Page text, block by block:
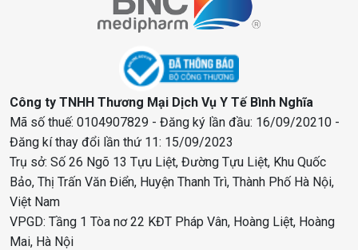
Công ty TNHH Thương Mại Dịch Vụ Y Tế Bình Nghĩa
Mã số thuế: 0104907829 - Đăng ký lần đầu: 16/09/20210 -
Đăng kí thay đổi lần thứ 11: 15/09/2023
Trụ sở: Số 26 Ngõ 13 Tựu Liệt, Đường Tựu Liệt, Khu Quốc
Bảo, Thị Trấn Văn Điển, Huyện Thanh Trì, Thành Phố Hà Nội,
Việt Nam
VPGD: Tầng 1 Tòa nơ 22 KĐT Pháp Vân, Hoàng Liệt, Hoàng
Mai, Hà Nội